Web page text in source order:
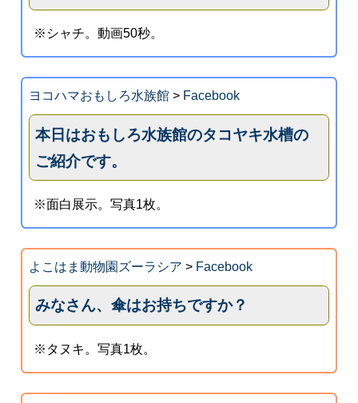
※シャチ。動画50秒。
ヨコハマおもしろ水族館> Facebook
本日はおもしろ水族館のタコヤキ水槽の
ご紹介です。
※面白展示。写真1枚。
よこはま動物園ズーラシア > Facebook
みなさん、傘はお持ちですか？
※タヌキ。写真1枚。